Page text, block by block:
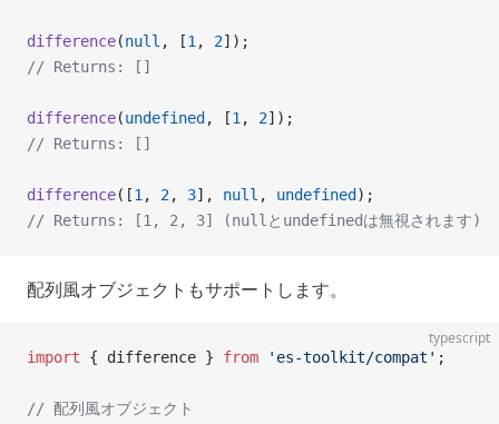
difference(null , [1 , 2]);
// Returns: []
difference(undefined , [1 , 2]);
// Returns: []
difference([1 , 2, 3], null , undefined );
// Returns: [1, 2, 3] (nullとundefinedは無視されます)
配列風オブジェクトもサポートします。
typescript
import { difference } from 'es-toolkit/compat' ;
// 配列風オブジェクト